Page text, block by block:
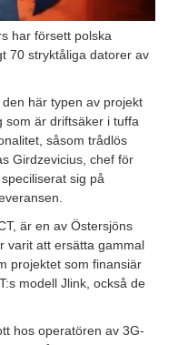
har försett polska
70 stryktåliga datorer av
här typen av projekt
som är driftsäker i tuffa
såsom trådlös
Girdzevicius, chef för
sig på
är en av Östersjöns
varit att ersätta gammal
projektet som finansiär
modell Jlink, också de
hos operatören av 3G-